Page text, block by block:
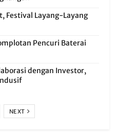
Festival Layang-Layang
Pencuri Baterai
dengan Investor,
NEXT